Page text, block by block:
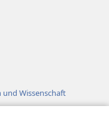
Wissenschaft